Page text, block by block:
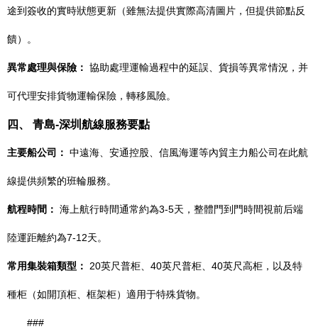
途到簽收的實時狀態更新（雖無法提供實際高清圖片，但提供節點反
饋）。
異常處理與保險： 協助處理運輸過程中的延誤、貨損等異常情況，并
可代理安排貨物運輸保險，轉移風險。
四、 青島-深圳航線服務要點
主要船公司： 中遠海、安通控股、信風海運等內貿主力船公司在此航
線提供頻繁的班輪服務。
航程時間： 海上航行時間通常約為3-5天，整體門到門時間視前后端
陸運距離約為7-12天。
常用集裝箱類型： 20英尺普柜、40英尺普柜、40英尺高柜，以及特
種柜（如開頂柜、框架柜）適用于特殊貨物。
###